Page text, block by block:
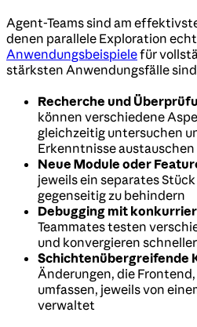
Agent-Teams sind am
denen parallele Exploration
Anwendungsbeispielefür
stärksten Anwendungsfälle
Recherche und
können verschiedene
gleichzeitig untersuchen
Erkenntnisse austauschen
Neue Module oder
jeweils ein separates
gegenseitig zu behindern
Debugging mit
Teammates testen
und konvergieren
Schichtenübergreifende
Änderungen, die
umfassen, jeweils von
verwaltet